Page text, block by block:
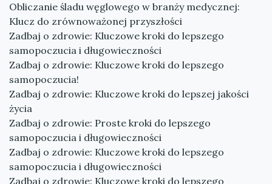
Obliczanie śladu węglowego w branży medycznej:
Klucz do zrównoważonej przyszłości
Zadbaj o zdrowie: Kluczowe kroki do lepszego
samopoczucia i długowieczności
Zadbaj o zdrowie: Kluczowe kroki do lepszego
samopoczucia!
Zadbaj o zdrowie: Kluczowe kroki do lepszej jakości
życia
Zadbaj o zdrowie: Proste kroki do lepszego
samopoczucia i długowieczności
Zadbaj o zdrowie: Kluczowe kroki do lepszego
samopoczucia i długowieczności
Zadbaj o zdrowie: Kluczowe kroki do lepszego